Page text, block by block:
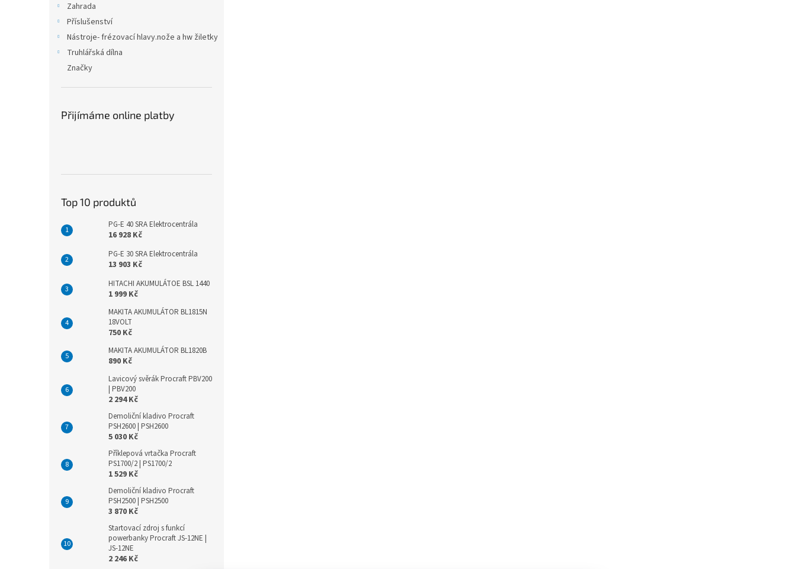
Zahrada
Příslušenství
Nástroje- frézovací hlavy.nože a hw žiletky
Truhlářská dílna
Značky
Přijímáme online platby
Top 10 produktů
PG-E 40 SRA Elektrocentrála
16 928 Kč
PG-E 30 SRA Elektrocentrála
13 903 Kč
HITACHI AKUMULÁTOE BSL 1440
1 999 Kč
MAKITA AKUMULÁTOR BL1815N
18VOLT
750 Kč
MAKITA AKUMULÁTOR BL1820B
890 Kč
Lavicový svěrák Procraft PBV200
| PBV200
2 294 Kč
Demoliční kladivo Procraft
PSH2600 | PSH2600
5 030 Kč
Příklepová vrtačka Procraft
PS1700/2 | PS1700/2
1 529 Kč
Demoliční kladivo Procraft
PSH2500 | PSH2500
3 870 Kč
Startovací zdroj s funkcí
powerbanky Procraft JS-12NE |
JS-12NE
2 246 Kč